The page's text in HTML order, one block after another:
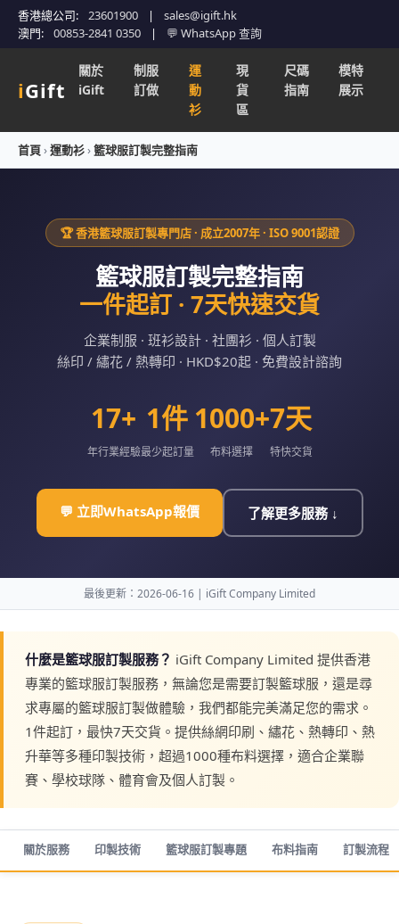
香港總公司: 23601900 |
sales@igift.hk
澳門:
00853-2841 0350 | 💬 WhatsApp 查詢
iGift
關於
iGift
制服
訂做
運
動
衫
現
貨
區
尺碼
指南
模特
展示
首頁›運動衫›籃球服訂製完整指南
🏆 香港籃球服訂製專門店 · 成立2007年 · ISO 9001認證
籃球服訂製完整指南
一件起訂 · 7天快速交貨
企業制服 · 班衫設計 · 社團衫 · 個人訂製
絲印 / 繡花 / 熱轉印 · HKD$20起 · 免費設計諮詢
17+
年行業經驗
1件
最少起訂量
1000+
布料選擇
7天
特快交貨
💬 立即WhatsApp報價 了解更多服務 ↓
最後更新：2026-06-16 | iGift Company Limited
什麼是籃球服訂製服務？ iGift Company Limited 提供香港
專業的籃球服訂製服務，無論您是需要訂製籃球服，還是尋
求專屬的籃球服訂製做體驗，我們都能完美滿足您的需求。
1件起訂，最快7天交貨。提供絲網印刷、繡花、熱轉印、熱
升華等多種印製技術，超過1000種布料選擇，適合企業聯
賽、學校球隊、體育會及個人訂製。
關於服務 印製技術 籃球服訂製專題 布料指南 訂製流程